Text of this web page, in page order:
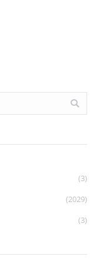
(3)
(2029)
(3)